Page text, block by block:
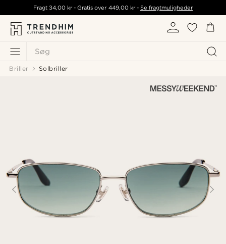
Søg
Fragt34,00 kr - Gratis over 449,00 kr- Se fragtmuligheder
Briller Solbriller